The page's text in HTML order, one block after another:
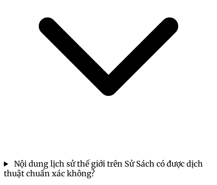
Nội dung lịch sử thế giới trên Sử Sách có được dịch
thuật chuẩn xác không?